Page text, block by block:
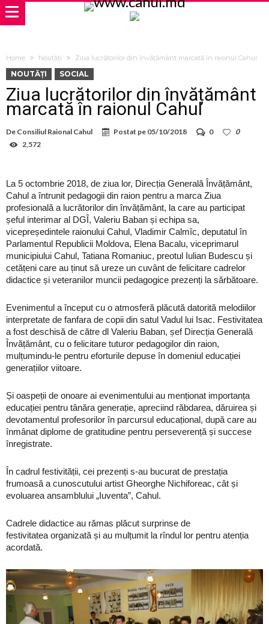
Home Noutăți Ziua lucrătorilor din învățământ marcată în raionul Cahul
NOUTĂȚI SOCIAL
Ziua lucrătorilor din învățământ
marcată în raionul Cahul
De Consiliul Raional Cahul Postat pe 05/10/2018 0
0
2,572
La 5 octombrie 2018, de ziua lor, Direcția Generală Învățământ,
Cahul a întrunit pedagogii din raion pentru a marca Ziua
profesională a lucrătorilor din învățământ, la care au participat
șeful interimar al DGÎ, Valeriu Baban și echipa sa,
vicepreședintele raionului Cahul, Vladimir Calmîc, deputatul în
Parlamentul Republicii Moldova, Elena Bacalu, viceprimarul
municipiului Cahul, Tatiana Romaniuc, preotul Iulian Budescu și
cetățeni care au ținut să ureze un cuvânt de felicitare cadrelor
didactice și veteranilor muncii pedagogice prezenți la sărbătoare.
Evenimentul a început cu o atmosferă plăcută datorită melodiilor
interpretate de fanfara de copii din satul Vadul lui Isac. Festivitatea
a fost deschisă de către dl Valeriu Baban, șef Direcția Generală
Învățământ, cu o felicitare tuturor pedagogilor din raion,
mulțumindu-le pentru eforturile depuse în domeniul educației
generațiilor viitoare.
Și oaspeții de onoare ai evenimentului au menționat importanța
educației pentru tânăra generație, apreciind răbdarea, dăruirea și
devotamentul profesorilor în parcursul educațional, după care au
înmânat diplome de gratitudine pentru perseverență și succese
înregistrate.
În cadrul festivității, cei prezenți s-au bucurat de prestația
frumoasă a cunoscutului artist Gheorghe Nichiforeac, cât și
evoluarea ansamblului „Iuventa”, Cahul.
Cadrele didactice au rămas plăcut surprinse de
festivitatea organizată și au mulțumit la rîndul lor pentru atenția
acordată.